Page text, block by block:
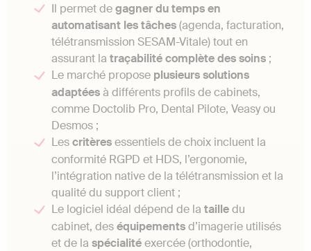
Il permet degagner du temps en
automatisant les tâches(agenda, facturation,
télétransmission SESAM-Vitale) tout en
assurant la traçabilité complète des soins ;
Le marché propose plusieurs solutions
adaptéesà différents profils de cabinets,
comme Doctolib Pro, Dental Pilote, Veasy ou
Desmos ;
Lescritèresessentiels de choix incluent la
conformité RGPD et HDS, l’ergonomie,
l’intégration native de la télétransmission et la
qualité du support client ;
Le logiciel idéal dépend de la tailledu
cabinet, deséquipementsd’imagerie utilisés
et de la spécialitéexercée (orthodontie,